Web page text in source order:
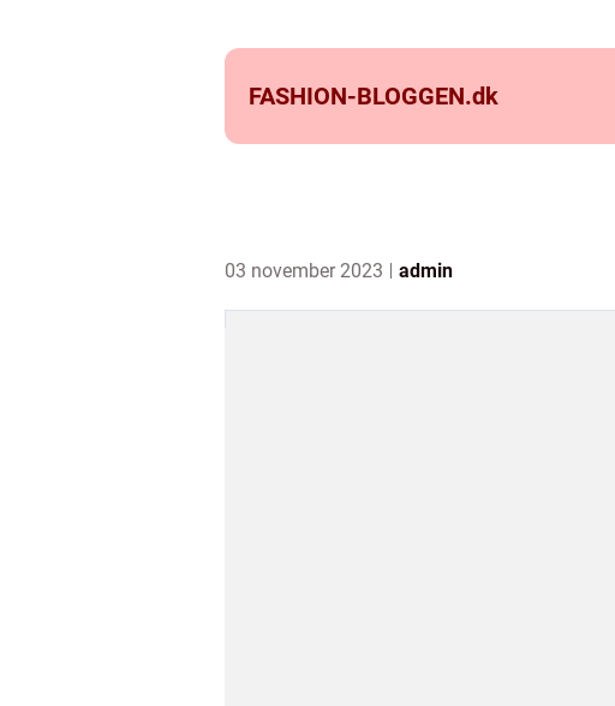
FASHION-BLOGGEN.dk
03 november 2023 admin